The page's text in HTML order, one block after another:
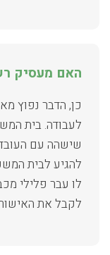
האם מעסיק
כן, הדבר נפוץ
לעבודה. בית
שישהה עם
להגיע לבית
לו עבר פלילי
לקבל את